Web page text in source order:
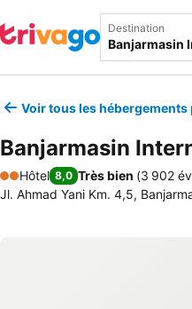
Destination
Voir tous les hébergements
Banjarmasin
2 Étoiles
Hôtel 8,0 Très bien (3 902
Jl. Ahmad Yani Km. 4,5,